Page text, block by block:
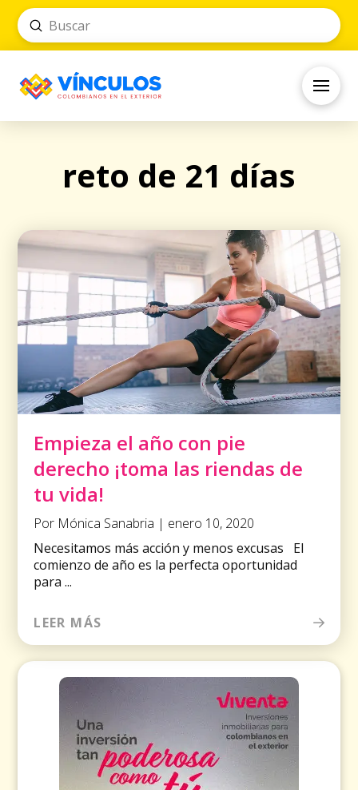
Search
Submit
reto de 21 días
Empieza el año con pie
derecho ¡toma las riendas de
tu vida!
Por Mónica Sanabria | enero 10, 2020
Necesitamos más acción y menos excusas El
comienzo de año es la perfecta oportunidad
para ...
LEER MÁS